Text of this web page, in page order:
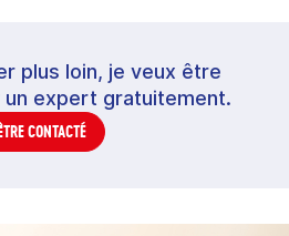
plus loin, je veux être
expert gratuitement.
CONTACTÉ